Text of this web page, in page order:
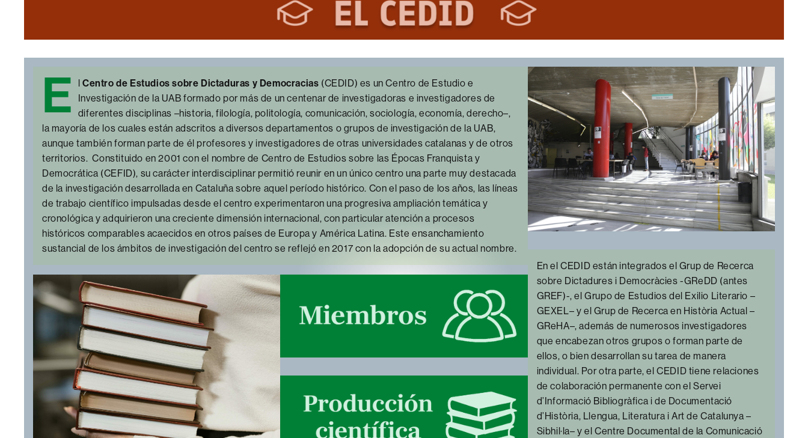
LA
DEMOCRACIA:
BALANCE
HISTORIOGRÁFICO
Y
NUEVAS
LÍNEAS
DE
INVESTIGACIÓN
E lCentro de Estudios sobre Dictaduras y Democracias (CEDID) es un Centro de Estudio e
Investigación de la UAB formado por más de un centenar de investigadoras e investigadores de
diferentes disciplinas –historia, filología, politología, comunicación, sociología, economía, derecho–,
la mayoría de los cuales están adscritos a diversos departamentos o grupos de investigación de la UAB,
aunque también forman parte de él profesores y investigadores de otras universidades catalanas y de otros
territorios. Constituido en 2001 con el nombre de Centro de Estudios sobre las Épocas Franquista y
Democrática (CEFID), su carácter interdisciplinar permitió reunir en un único centro una parte muy destacada
de la investigación desarrollada en Cataluña sobre aquel período histórico. Con el paso de los años, las líneas
de trabajo científico impulsadas desde el centro experimentaron una progresiva ampliación temática y
cronológica y adquirieron una creciente dimensión internacional, con particular atención a procesos
históricos comparables acaecidos en otros países de Europa y América Latina. Este ensanchamiento
sustancial de los ámbitos de investigación del centro se reflejó en 2017 con la adopción de su actual nombre.
En el CEDID están integrados el Grup de Recerca
sobre Dictadures i Democràcies -GReDD (antes
GREF)-, el Grupo de Estudios del Exilio Literario –
GEXEL– y el Grup de Recerca en Història Actual –
GReHA–, además de numerosos investigadores
que encabezan otros grupos o forman parte de
ellos, o bien desarrollan su tarea de manera
individual. Por otra parte, el CEDID tiene relaciones
de colaboración permanente con el Servei
d’Informació Bibliogràfica i de Documentació
d’Història, Llengua, Literatura i Art de Catalunya –
Sibhil·la– y el Centre Documental de la Comunicació